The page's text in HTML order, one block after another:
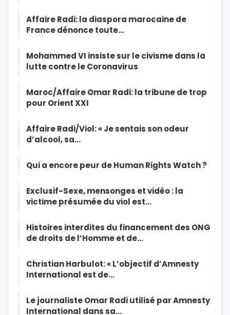
Affaire Radi: la diaspora marocaine de
France dénonce toute…
Mohammed VI insiste sur le civisme dans la
lutte contre le Coronavirus
Maroc/Affaire Omar Radi: la tribune de trop
pour Orient XXI
Affaire Radi/Viol: « Je sentais son odeur
d’alcool, sa…
Qui a encore peur de Human Rights Watch ?
Exclusif-Sexe, mensonges et vidéo : la
victime présumée du viol est…
Histoires interdites du financement des ONG
de droits de l’Homme et de…
Christian Harbulot: « L’objectif d’Amnesty
International est de…
Le journaliste Omar Radi utilisé par Amnesty
International dans sa…